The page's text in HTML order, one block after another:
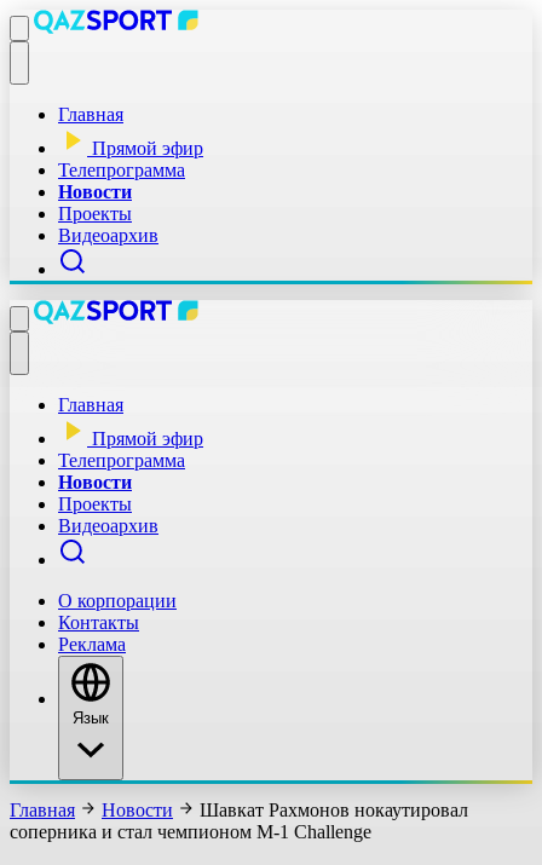
Главная
Прямой эфир
Телепрограмма
Новости
Проекты
Видеоархив
Главная
Прямой эфир
Телепрограмма
Новости
Проекты
Видеоархив
О корпорации
Контакты
Реклама
Язык
Главная Новости
Шавкат Рахмонов нокаутировал
соперника и стал чемпионом М-1 Challenge